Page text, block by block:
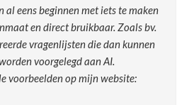
al eens beginnen met iets te maken
en direct bruikbaar. Zoals bv.
vragenlijsten die dan kunnen
voorgelegd aan AI.
voorbeelden op mijn website: